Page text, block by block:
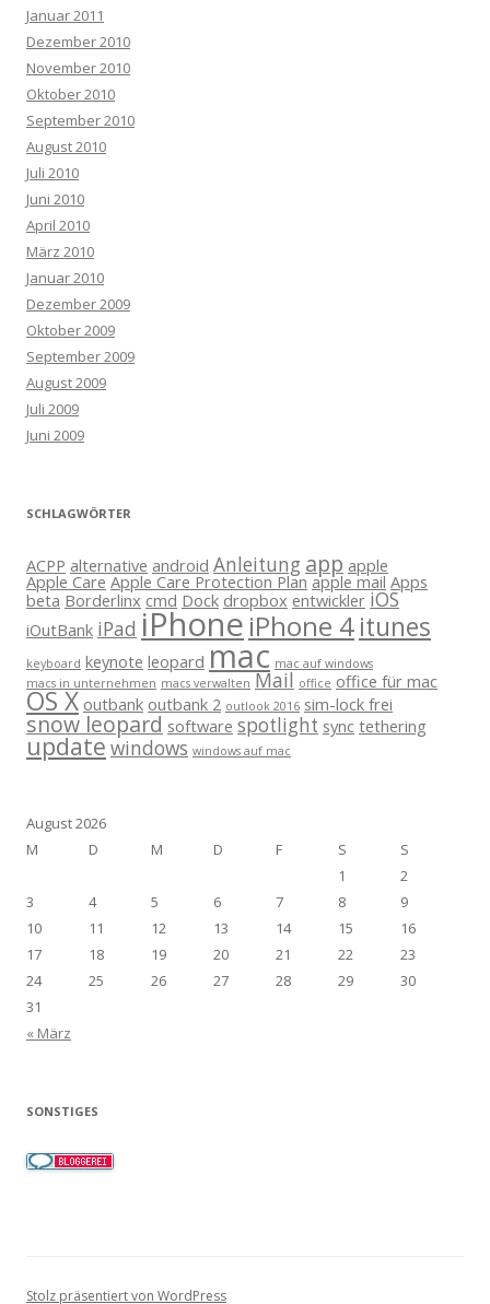
Januar 2011
Dezember 2010
November 2010
Oktober 2010
September 2010
August 2010
Juli 2010
Juni 2010
April 2010
März 2010
Januar 2010
Dezember 2009
Oktober 2009
September 2009
August 2009
Juli 2009
Juni 2009
SCHLAGWÖRTER
ACPP alternative android Anleitung app apple
Apple Care Apple Care Protection Plan apple mail Apps
beta Borderlinx cmd Dock dropbox entwickler iOS
iOutBank iPad iPhone iPhone 4itunes
keyboard keynote leopard mac mac auf windows
macs in unternehmen macs verwalten Mail office office für mac
OS X outbank outbank 2 outlook 2016 sim-lock frei
snow leopard software spotlight sync tethering
update windows windows auf mac
August 2026
M
D M D F S
S
1
2
3
4 5 6 7 8
9
10
11 12 13 14 15
16
17
18 19 20 21 22
23
24
25 26 27 28 29
30
31
« März
SONSTIGES
Stolz präsentiert von WordPress